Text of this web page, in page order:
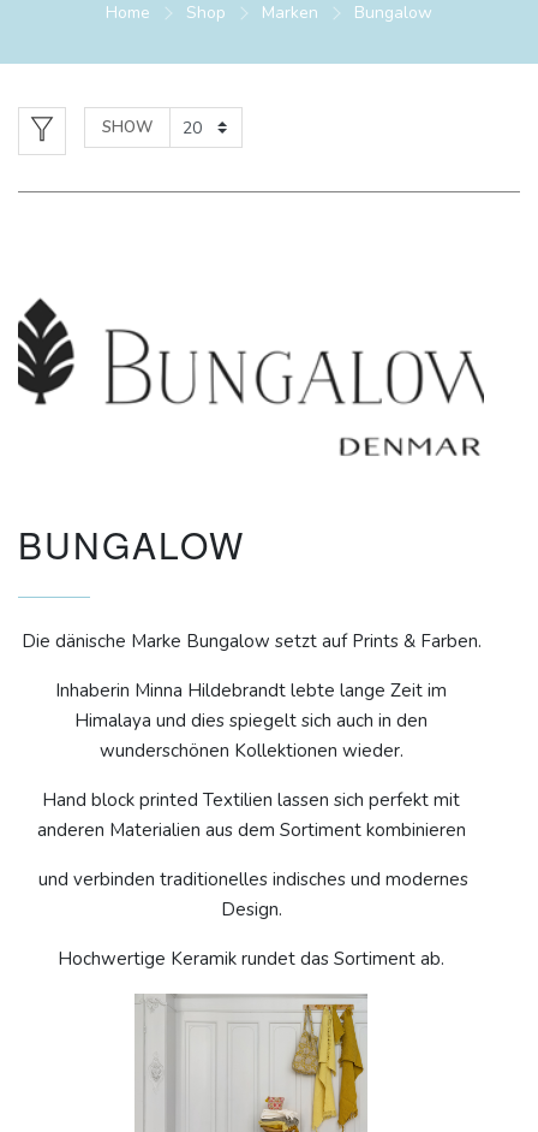
Home Shop Marken Bungalow
SHOW
BUNGALOW
Die dänische Marke Bungalow setzt auf Prints & Farben.
Inhaberin Minna Hildebrandt lebte lange Zeit im
Himalaya und dies spiegelt sich auch in den
wunderschönen Kollektionen wieder.
Hand block printed Textilien lassen sich perfekt mit
anderen Materialien aus dem Sortiment kombinieren
und verbinden traditionelles indisches und modernes
Design.
Hochwertige Keramik rundet das Sortiment ab.